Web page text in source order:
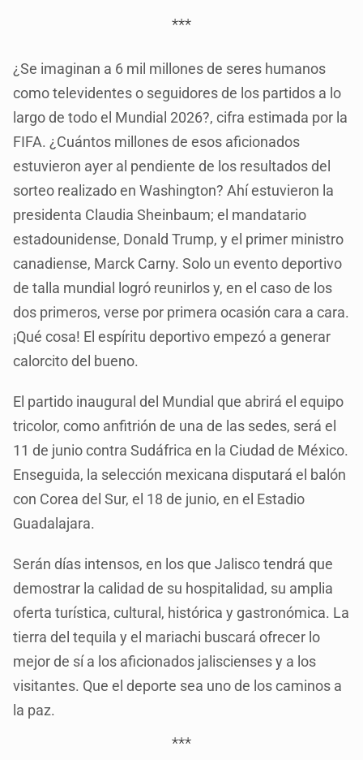
***
¿Se imaginan a 6 mil millones de seres humanos
como televidentes o seguidores de los partidos a lo
largo de todo el Mundial 2026?, cifra estimada por la
FIFA. ¿Cuántos millones de esos aficionados
estuvieron ayer al pendiente de los resultados del
sorteo realizado en Washington? Ahí estuvieron la
presidenta Claudia Sheinbaum; el mandatario
estadounidense, Donald Trump, y el primer ministro
canadiense, Marck Carny. Solo un evento deportivo
de talla mundial logró reunirlos y, en el caso de los
dos primeros, verse por primera ocasión cara a cara.
¡Qué cosa! El espíritu deportivo empezó a generar
calorcito del bueno.
El partido inaugural del Mundial que abrirá el equipo
tricolor, como anfitrión de una de las sedes, será el
11 de junio contra Sudáfrica en la Ciudad de México.
Enseguida, la selección mexicana disputará el balón
con Corea del Sur, el 18 de junio, en el Estadio
Guadalajara.
Serán días intensos, en los que Jalisco tendrá que
demostrar la calidad de su hospitalidad, su amplia
oferta turística, cultural, histórica y gastronómica. La
tierra del tequila y el mariachi buscará ofrecer lo
mejor de sí a los aficionados jaliscienses y a los
visitantes. Que el deporte sea uno de los caminos a
la paz.
***